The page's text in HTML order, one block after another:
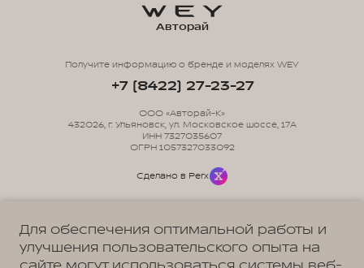
Политика обработки персональных данных
Авторай
Получите информацию о бренде и моделях WEY
+7 (8422) 27-23-27
ООО «Авторай-К»
432026, г. Ульяновск, ул. Московское шоссе, 17А
ИНН 7327035607
ОГРН 1057327033092
Сделано в Perx
Для обеспечения оптимальной работы и
улучшения пользовательского опыта на